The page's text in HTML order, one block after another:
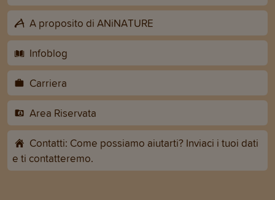
A proposito di ANiNATURE
Infoblog
Carriera
Area Riservata
Contatti: Come possiamo aiutarti? Inviaci i tuoi dati
e ti contatteremo.